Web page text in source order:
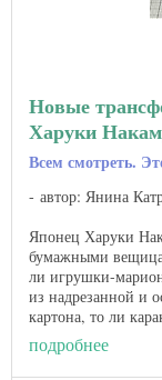
Новые
Харуки
Всем смотреть.
автор: Янина
Японец Харуки
бумажными
ли игрушки-
из надрезанной и
картона, то ли
подробнее